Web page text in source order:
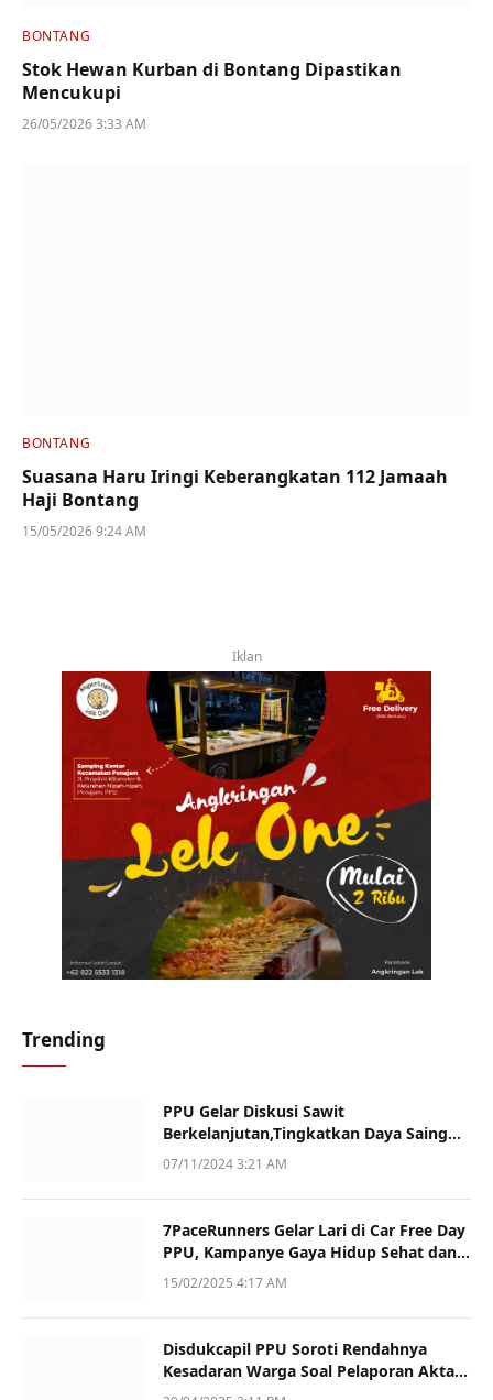
BONTANG
Stok Hewan Kurban di Bontang Dipastikan
Mencukupi
26/05/2026 3:33 AM
BONTANG
Suasana Haru Iringi Keberangkatan 112 Jamaah
Haji Bontang
15/05/2026 9:24 AM
Iklan
Trending
PPU Gelar Diskusi Sawit
Berkelanjutan,Tingkatkan Daya Saing
dan Kualitas
07/11/2024 3:21 AM
7PaceRunners Gelar Lari di Car Free Day
PPU, Kampanye Gaya Hidup Sehat dan
Dukung UMKM
15/02/2025 4:17 AM
Disdukcapil PPU Soroti Rendahnya
Kesadaran Warga Soal Pelaporan Akta
Kematian